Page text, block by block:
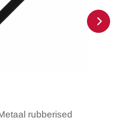
rubberised